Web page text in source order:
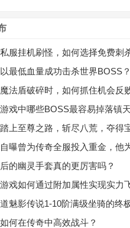
服挂机刷怪，如何选择免费刺
最低血量成功击杀世界BOSS？
法盾破碎时，如何抓住机会反
戏中哪些BOSS最容易掉落镇
上至尊之路，斩尽八荒，夺得
曝曾为传奇全服投入重金，他
？
的幽灵手套真的更厉害吗？
戏如何通过附加属性实现实力
魅影传说1-10阶满级坐骑的终
何在传奇中高效战斗？